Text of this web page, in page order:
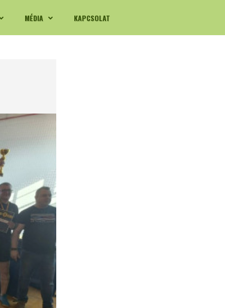
MÉDIA KAPCSOLAT